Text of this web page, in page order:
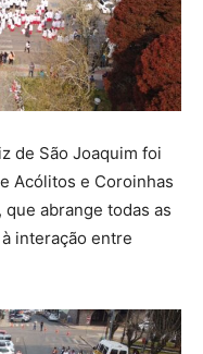
de São Joaquim foi
Acólitos e Coroinhas
abrange todas as
interação entre